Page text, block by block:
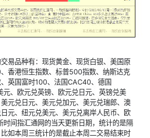
易品种有： 现货黄金、 现货白银、美国原
香港恒生指数、 标普500指数、纳斯达克
英国富时100、法国CAC40、德国
元、欧元兑英镑、欧元兑日元、 英镑兑美
美元兑日元、 美元兑加元、 美元兑瑞郎、 澳
元、 纽元兑美元、 美元兑离岸人民币、欧
时间指汇通网的当天更新日期，统计的是隔
如本周三统计的是截止本周二交易结束时